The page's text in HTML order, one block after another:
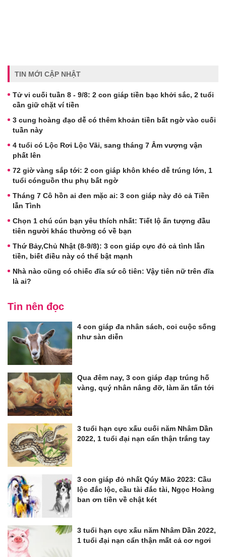
TIN MỚI CẬP NHẬT
Tử vi cuối tuần 8 - 9/8: 2 con giáp tiền bạc khởi sắc, 2 tuổi
cần giữ chặt ví tiền
3 cung hoàng đạo dễ có thêm khoản tiền bất ngờ vào cuối
tuần này
4 tuổi có Lộc Rơi Lộc Vãi, sang tháng 7 Âm vượng vận
phất lên
72 giờ vàng sắp tới: 2 con giáp khôn khéo dễ trúng lớn, 1
tuổi cónguồn thu phụ bất ngờ
Tháng 7 Cô hồn ai đen mặc ai: 3 con giáp này đỏ cả Tiền
lẫn Tình
Chọn 1 chú cún bạn yêu thích nhất: Tiết lộ ấn tượng đầu
tiên người khác thường có về bạn
Thứ Bảy,Chủ Nhật (8-9/8): 3 con giáp cực đỏ cả tình lẫn
tiền, biết điều này có thể bật mạnh
Nhà nào cũng có chiếc đĩa sứ cô tiên: Vậy tiên nữ trên đĩa
là ai?
Tin nên đọc
4 con giáp đa nhân sách, coi cuộc sống
như sàn diễn
Qua đêm nay, 3 con giáp đạp trúng hố
vàng, quý nhân nâng đỡ, làm ăn tấn tới
3 tuổi hạn cực xấu cuối năm Nhâm Dần
2022, 1 tuổi đại nạn cẩn thận trắng tay
3 con giáp đỏ nhất Qúy Mão 2023: Cầu
lộc đắc lộc, cầu tài đắc tài, Ngọc Hoàng
ban ơn tiền về chật két
3 tuổi hạn cực xấu năm Nhâm Dần 2022,
1 tuổi đại nạn cẩn thận mất cả cơ ngơi